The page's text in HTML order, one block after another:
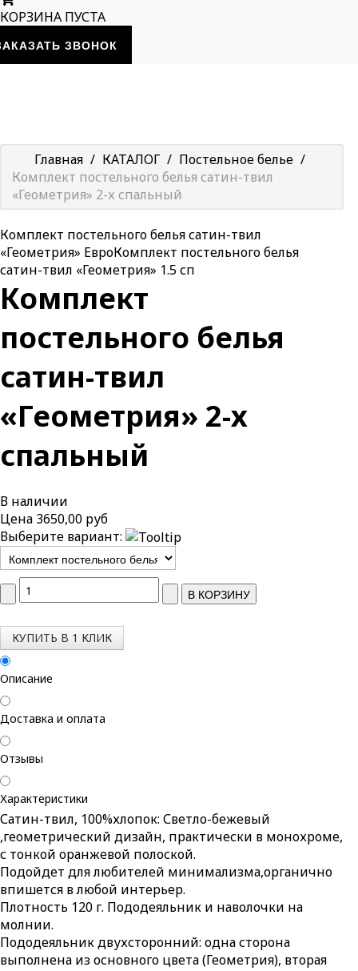
КОРЗИНА ПУСТА
ЗВОНОК
Главная / КАТАЛОГ / Постельное белье /
Комплект постельного белья сатин-твил
«Геометрия» 2-х спальный
Комплект постельного белья сатин-твил
«Геометрия» ЕвроКомплект постельного белья
сатин-твил «Геометрия» 1.5 сп
Комплект
постельного белья
сатин-твил
«Геометрия» 2-х
спальный
В наличии
Цена 3650,00 руб
Выберите вариант:
КУПИТЬ В 1 КЛИК
Описание
Доставка и оплата
Отзывы
Характеристики
Сатин-твил, 100%хлопок: Светло-бежевый
,геометрический дизайн, практически в монохроме,
с тонкой оранжевой полоской.
Подойдет для любителей минимализма,органично
впишется в любой интерьер.
Плотность 120 г. Пододеяльник и наволочки на
молнии.
Пододеяльник двухсторонний: одна сторона
выполнена из основного цвета (Геометрия), вторая